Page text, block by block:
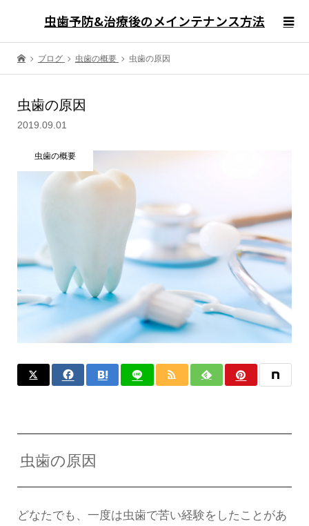
虫歯予防&治療後のメインテナンス方法
ブログ 虫歯の概要 虫歯の原因
虫歯の原因
2019.09.01
虫歯の概要
虫歯の原因
どなたでも、一度は虫歯で苦い経験をしたことがあ